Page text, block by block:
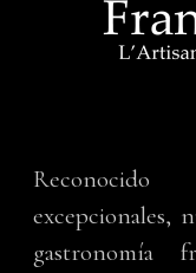
excepcionales,
gastronomía